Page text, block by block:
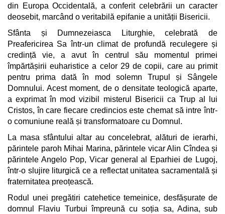
din Europa Occidentală, a conferit celebrării un caracter
deosebit, marcând o veritabilă epifanie a unității Bisericii.
Sfânta și Dumnezeiasca Liturghie, celebrată de
Preafericirea Sa într-un climat de profundă reculegere și
credință vie, a avut în centrul său momentul primei
împărtășirii euharistice a celor 29 de copii, care au primit
pentru prima dată în mod solemn Trupul și Sângele
Domnului. Acest moment, de o densitate teologică aparte,
a exprimat în mod vizibil misterul Bisericii ca Trup al lui
Cristos, în care fiecare credincios este chemat să intre într-
o comuniune reală și transformatoare cu Domnul.
La masa sfântului altar au concelebrat, alături de ierarhi,
părintele paroh Mihai Marina, părintele vicar Alin Cîndea și
părintele Angelo Pop, Vicar general al Eparhiei de Lugoj,
într-o slujire liturgică ce a reflectat unitatea sacramentală și
fraternitatea preoțească.
Rodul unei pregătiri catehetice temeinice, desfășurate de
domnul Flaviu Turbui împreună cu soția sa, Adina, sub